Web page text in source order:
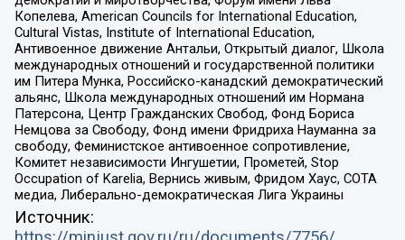
Копелева, American Councils for International Education,
Cultural Vistas, Institute of International Education,
Антивоенное движение Антальи, Открытый диалог, Школа
международных отношений и государственной политики
им Питера Мунка, Российско-канадский демократический
альянс, Школа международных отношений им Нормана
Патерсона, Центр Гражданских Свобод, Фонд Бориса
Немцова за Свободу, Фонд имени Фридриха Науманна за
свободу, Феминистское антивоенное сопротивление,
Комитет независимости Ингушетии, Прометей, Stop
Occupation of Karelia, Вернись живым, Фридом Хаус, СОТА
медиа, Либерально-демократическая Лига Украины
Источник: